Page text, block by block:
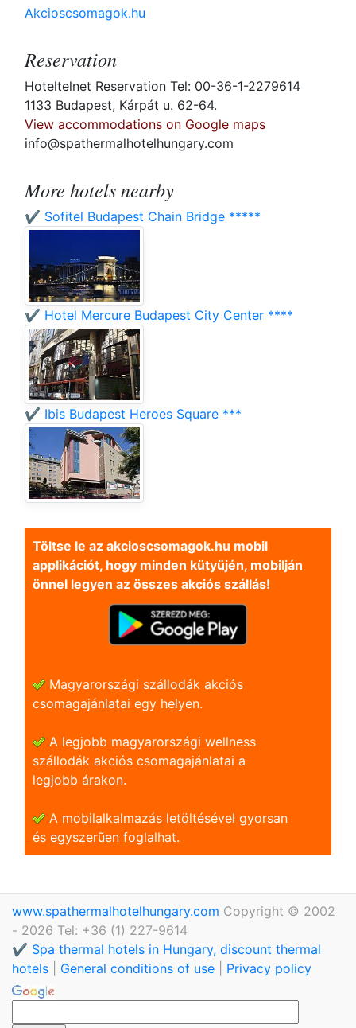
Akcioscsomagok.hu
Reservation
Hoteltelnet Reservation Tel: 00-36-1-2279614
1133 Budapest, Kárpát u. 62-64.
View accommodations on Google maps
info@spathermalhotelhungary.com
More hotels nearby
✔️ Sofitel Budapest Chain Bridge *****
✔️ Hotel Mercure Budapest City Center ****
✔️ Ibis Budapest Heroes Square ***
Töltse le az akcioscsomagok.hu mobil
applikációt, hogy minden kütyüjén, mobilján
önnel legyen az összes akciós szállás!
Magyarországi szállodák akciós
csomagajánlatai egy helyen.
A legjobb magyarországi wellness
szállodák akciós csomagajánlatai a
legjobb árakon.
A mobilalkalmazás letöltésével gyorsan
és egyszerũen foglalhat.
www.spathermalhotelhungary.com Copyright © 2002
- 2026 Tel: +36 (1) 227-9614
✔️ Spa thermal hotels in Hungary, discount thermal
hotels
General conditions of use Privacy policy